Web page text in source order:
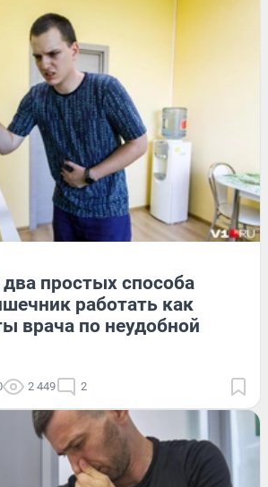
простых способа
работать как
врача по неудобной
2 449 2